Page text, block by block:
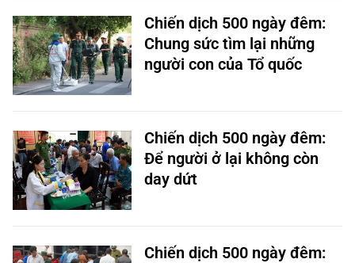
Chiến dịch 500 ngày đêm:
Chung sức tìm lại những
người con của Tổ quốc
Chiến dịch 500 ngày đêm:
Để người ở lại không còn
day dứt
Chiến dịch 500 ngày đêm: